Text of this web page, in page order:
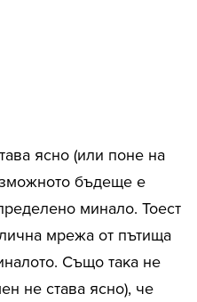
ясно (или поне на
бъдеще е
минало. Тоест
мрежа от пътища
Също така не
не става ясно), че